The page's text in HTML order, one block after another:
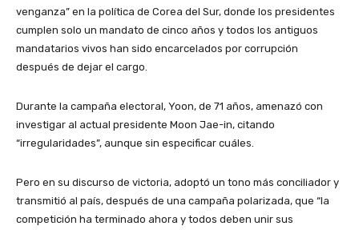
venganza” en la política de Corea del Sur, donde los presidentes
cumplen solo un mandato de cinco años y todos los antiguos
mandatarios vivos han sido encarcelados por corrupción
después de dejar el cargo.
Durante la campaña electoral, Yoon, de 71 años, amenazó con
investigar al actual presidente Moon Jae-in, citando
“irregularidades”, aunque sin especificar cuáles.
Pero en su discurso de victoria, adoptó un tono más conciliador y
transmitió al país, después de una campaña polarizada, que “la
competición ha terminado ahora y todos deben unir sus